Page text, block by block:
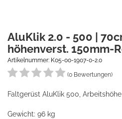
AluKlik 2.0 - 500 |
höhenverst. 150mm-
Artikelnummer: K05-00-1907-0-2.0
(0 Bewertungen)
Faltgerüst AluKlik 500,
Gewicht: 96 kg